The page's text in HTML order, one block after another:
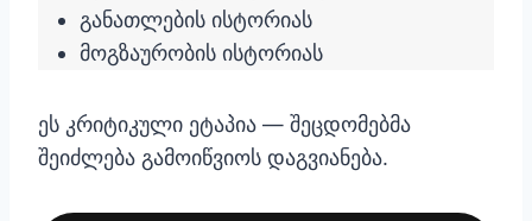
განათლების ისტორიას
მოგზაურობის ისტორიას
ეს კრიტიკული ეტაპია — შეცდომებმა
შეიძლება გამოიწვიოს დაგვიანება.